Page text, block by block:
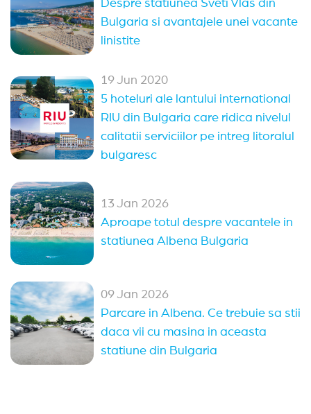
Despre statiunea Sveti Vlas din
Bulgaria si avantajele unei vacante
linistite
19 Jun 2020
5 hoteluri ale lantului international
RIU din Bulgaria care ridica nivelul
calitatii serviciilor pe intreg litoralul
bulgaresc
13 Jan 2026
Aproape totul despre vacantele in
statiunea Albena Bulgaria
09 Jan 2026
Parcare in Albena. Ce trebuie sa stii
daca vii cu masina in aceasta
statiune din Bulgaria